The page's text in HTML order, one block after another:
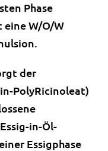
Phase
eine W/O/W
der
PolyRicinoleat)
in-Öl-
Essigphase